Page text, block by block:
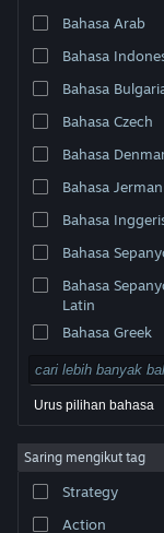
© Valve Corporation. Hak
tanda dagangan ialah hak
Perundangan|Accessibility
Steam| Bayaran balik
Bahasa Arab
Bahasa
Bahasa
Bahasa Czech
Bahasa
Bahasa Jerman
Bahasa
Bahasa
Bahasa
Latin
Bahasa Greek
Urus pilihan bahasa
Saring mengikut tag
Strategy
Action